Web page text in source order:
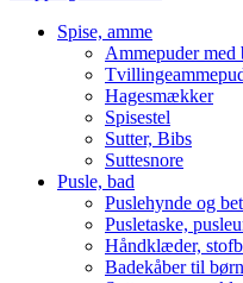
Spise, amme
Ammepuder
Hagesmækker
Spisestel
Sutter, Bibs
Suttesnore
Pusle, bad
Puslehynde og
Pusletaske,
Håndklæder,
Badekåber til